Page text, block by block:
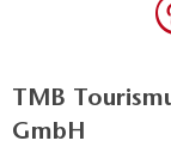
TMB
GmbH